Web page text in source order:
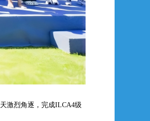
天激烈角逐，完成ILCA4级